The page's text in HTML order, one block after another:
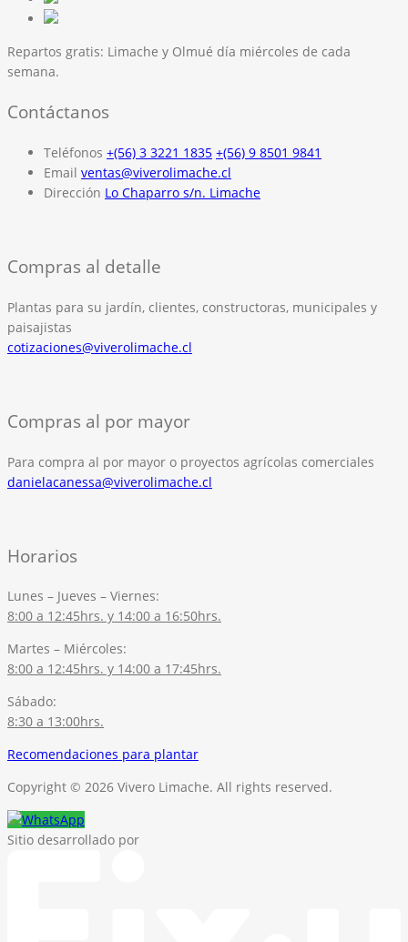
Repartos gratis: Limache y Olmué día miércoles de cada
semana.
Contáctanos
Teléfonos +(56) 3 3221 1835 +(56) 9 8501 9841
Email ventas@viverolimache.cl
Dirección Lo Chaparro s/n. Limache
Compras al detalle
Plantas para su jardín, clientes, constructoras, municipales y
paisajistas
cotizaciones@viverolimache.cl
Compras al por mayor
Para compra al por mayor o proyectos agrícolas comerciales
danielacanessa@viverolimache.cl
Horarios
Lunes – Jueves – Viernes:
8:00 a 12:45hrs. y 14:00 a 16:50hrs.
Martes – Miércoles:
8:00 a 12:45hrs. y 14:00 a 17:45hrs.
Sábado:
8:30 a 13:00hrs.
Recomendaciones para plantar
Copyright © 2026 Vivero Limache. All rights reserved.
Sitio desarrollado por